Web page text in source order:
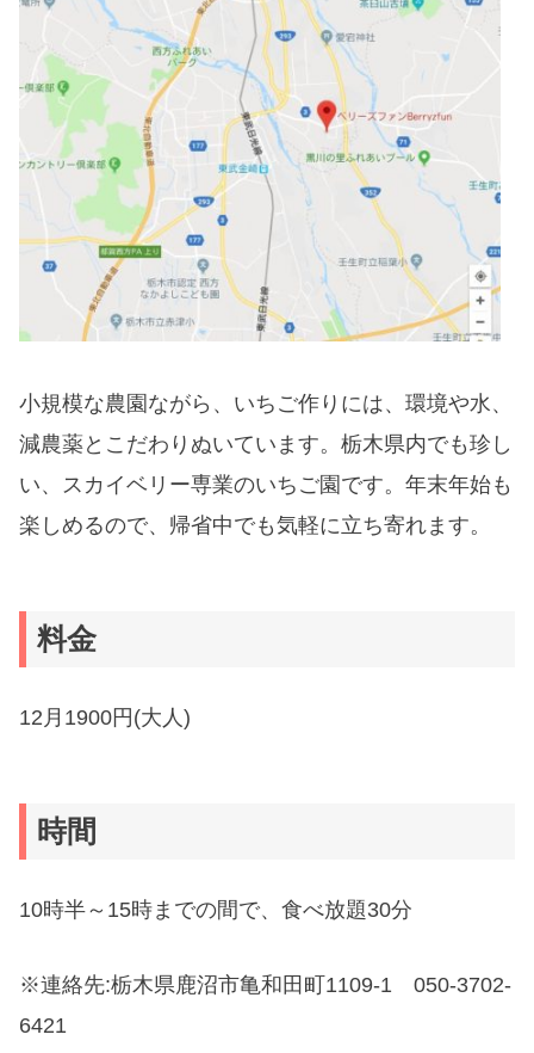
小規模な農園ながら、いちご作りには、環境や水、
減農薬とこだわりぬいています。栃木県内でも珍し
い、スカイベリー専業のいちご園です。年末年始も
楽しめるので、帰省中でも気軽に立ち寄れます。
料金
12月1900円(大人)
時間
10時半～15時までの間で、食べ放題30分
※連絡先:栃木県鹿沼市亀和田町1109-1 050-3702-
6421